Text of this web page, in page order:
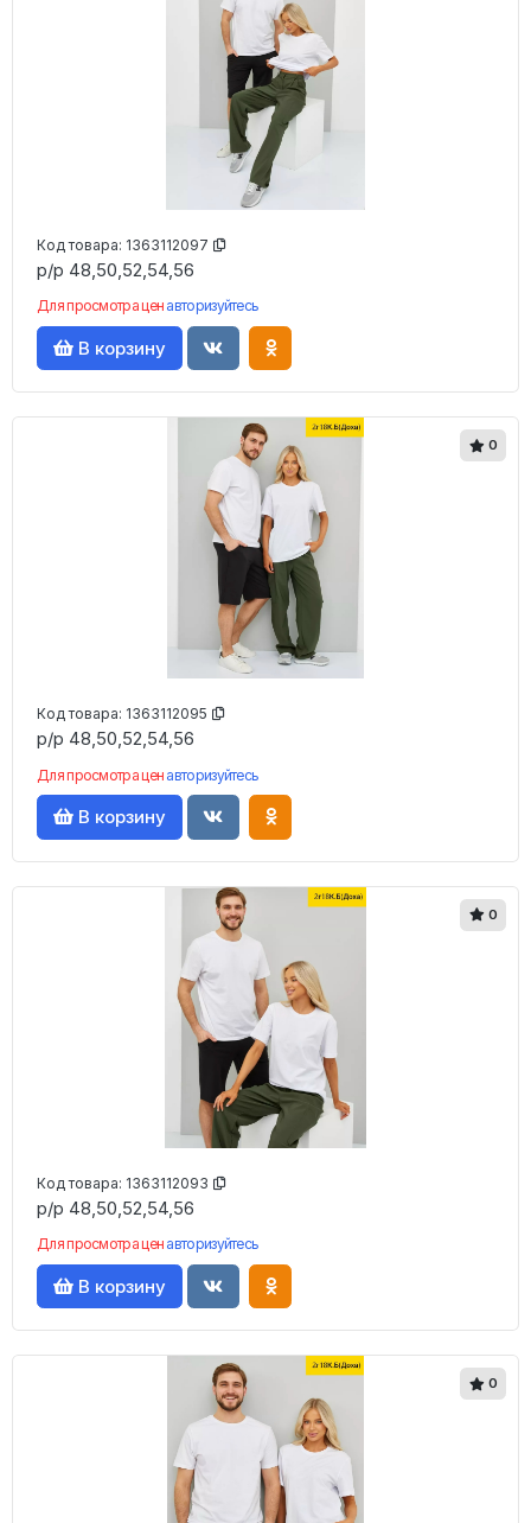
Код товара: 1363112097
р/р 48,50,52,54,56
Для просмотра цен авторизуйтесь
В корзину
0
Код товара: 1363112095
р/р 48,50,52,54,56
Для просмотра цен авторизуйтесь
В корзину
0
Код товара: 1363112093
р/р 48,50,52,54,56
Для просмотра цен авторизуйтесь
В корзину
0